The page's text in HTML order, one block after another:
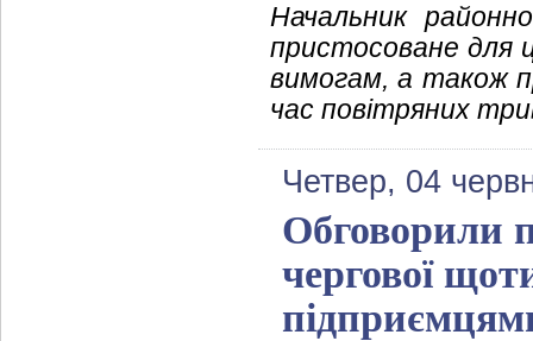
Начальник
пристосоване для
вимогам, а також
час повітряних
Четвер, 04
Обговорили
чергової